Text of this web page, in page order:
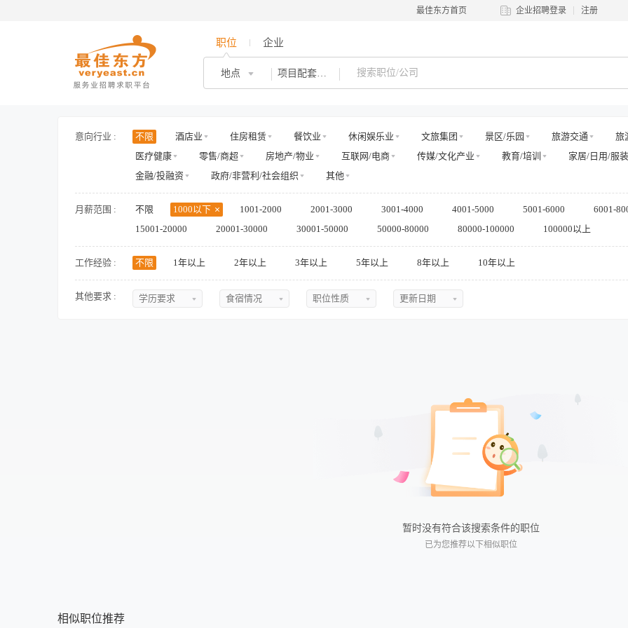
最佳东方首页 企业招聘登录 注册
职位 企业
地点 项目配套工程师
意向行业 : 不限 酒店业 住房租赁 餐饮业 休闲娱乐业 文旅集团 景区/乐园 旅游交通 旅
医疗健康
零售/商超 房地产/物业 互联网/电商 传媒/文化产业 教育/培训 家居/日用/服装
金融/投融资
政府/非营利/社会组织 其他
月薪范围 : 不限 1000以下 1001-2000 2001-3000 3001-4000 4001-5000 5001-6000 6001-
15001-20000
20001-30000 30001-50000 50000-80000 80000-100000 100000以上
工作经验 : 不限 1年以上 2年以上 3年以上 5年以上 8年以上 10年以上
其他要求 : 学历要求 食宿情况 职位性质 更新日期
暂时没有符合该搜索条件的职位
已为您推荐以下相似职位
相似职位推荐